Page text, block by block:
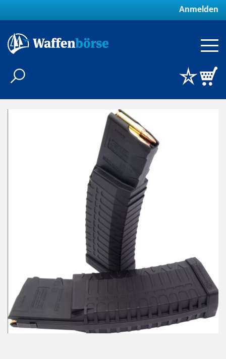
Anmelden